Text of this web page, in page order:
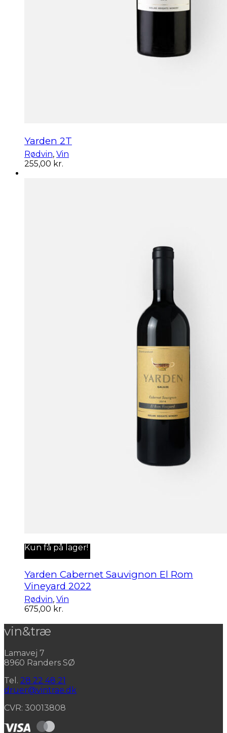
Yarden 2T
Rødvin, Vin
255,00 kr.
Kun få på lager!
Yarden Cabernet Sauvignon El Rom
Vineyard 2022
Rødvin, Vin
675,00 kr.
vin&træ
Lamavej 7
8960 Randers SØ
Tel. 28 22 48 21
druer@vintrae.dk
CVR: 30013808